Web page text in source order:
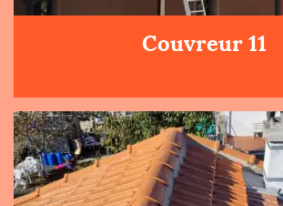
Couvreur 11